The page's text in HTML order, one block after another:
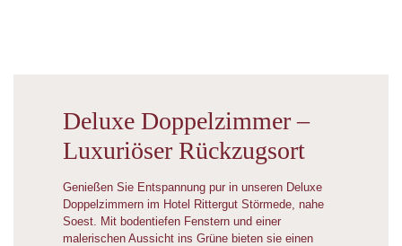
Deluxe Doppelzimmer –
Luxuriöser Rückzugsort
Genießen Sie Entspannung pur in unseren Deluxe
Doppelzimmern im Hotel Rittergut Störmede, nahe
Soest. Mit bodentiefen Fenstern und einer
malerischen Aussicht ins Grüne bieten sie einen